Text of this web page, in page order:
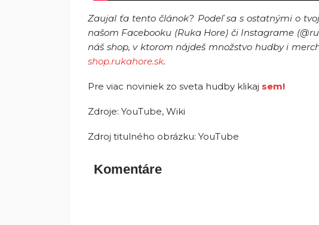
Zaujal ťa tento článok? Podeľ sa s ostatnými o
našom Facebooku (Ruka Hore) či Instagrame
náš shop, v ktorom nájdeš množstvo hudby i
shop.rukahore.sk.
Pre viac noviniek zo sveta hudby klikaj sem!
Zdroje: YouTube, Wiki
Zdroj titulného obrázku: YouTube
Komentáre